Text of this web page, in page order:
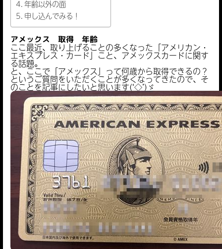
年齢以外の面
申し込んでみる！
アメックス 取得 年齢
ここ最近、取り上げることの多くなった「アメリカン・
エキスプレス・カード」こと、アメックスカードに関す
る話題。
と、ここで「アメックス」って何歳から取得できるの？
というご質問をいただくことが多くなってきたので、そ
のことを記事にしたいと思います(‘◇’)ゞ